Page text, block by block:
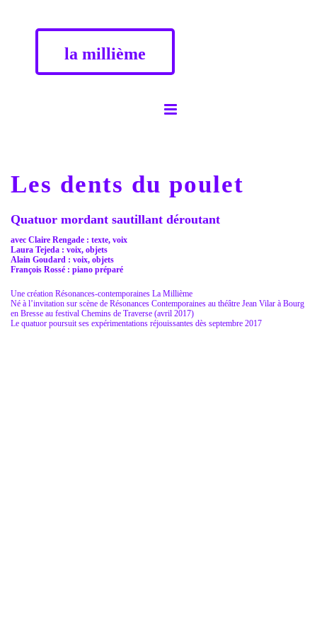
la millième
Les dents du poulet
Quatuor mordant sautillant déroutant
avec Claire Rengade : texte, voix
Laura Tejeda : voix, objets
Alain Goudard : voix, objets
François Rossé : piano préparé
Une création Résonances-contemporaines La Millième
Né à l’invitation sur scène de Résonances Contemporaines au théâtre Jean Vilar à Bourg
en Bresse au festival Chemins de Traverse (avril 2017)
Le quatuor poursuit ses expérimentations réjouissantes dès septembre 2017